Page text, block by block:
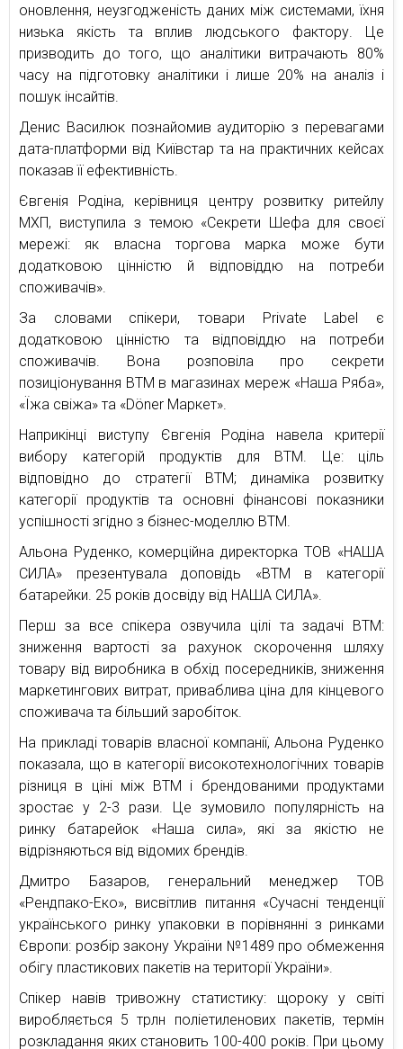
оновлення, неузгодженість даних між системами, їхня
низька якість та вплив людського фактору. Це
призводить до того, що аналітики витрачають 80%
часу на підготовку аналітики і лише 20% на аналіз і
пошук інсайтів.
Денис Василюк познайомив аудиторію з перевагами
дата-платформи від Київстар та на практичних кейсах
показав її ефективність.
Євгенія Родіна, керівниця центру розвитку ритейлу
МХП, виступила з темою «Секрети Шефа для своєї
мережі: як власна торгова марка може бути
додатковою цінністю й відповіддю на потреби
споживачів».
За словами спікери, товари Private Label є
додатковою цінністю та відповіддю на потреби
споживачів. Вона розповіла про секрети
позиціонування ВТМ в магазинах мереж «Наша Ряба»,
«Їжа свіжа» та «Döner Маркет».
Наприкінці виступу Євгенія Родіна навела критерії
вибору категорій продуктів для ВТМ. Це: ціль
відповідно до стратегії ВТМ; динаміка розвитку
категорії продуктів та основні фінансові показники
успішності згідно з бізнес-моделлю ВТМ.
Альона Руденко, комерційна директорка ТОВ «НАША
СИЛА» презентувала доповідь «ВТМ в категорії
батарейки. 25 років досвіду від НАША СИЛА».
Перш за все спікера озвучила цілі та задачі ВТМ:
зниження вартості за рахунок скорочення шляху
товару від виробника в обхід посередників, зниження
маркетингових витрат, приваблива ціна для кінцевого
споживача та більший заробіток.
На прикладі товарів власної компанії, Альона Руденко
показала, що в категорії високотехнологічних товарів
різниця в ціні між ВТМ і брендованими продуктами
зростає у 2-3 рази. Це зумовило популярність на
ринку батарейок «Наша сила», які за якістю не
відрізняються від відомих брендів.
Дмитро Базаров, генеральний менеджер ТОВ
«Рендпако-Еко», висвітлив питання «Сучасні тенденції
українського ринку упаковки в порівнянні з ринками
Європи: розбір закону України №1489 про обмеження
обігу пластикових пакетів на території України».
Спікер навів тривожну статистику: щороку у світі
виробляється 5 трлн поліетиленових пакетів, термін
розкладання яких становить 100-400 років. При цьому